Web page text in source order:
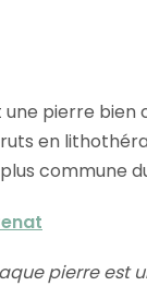
une pierre bien
en
commune
pierre est